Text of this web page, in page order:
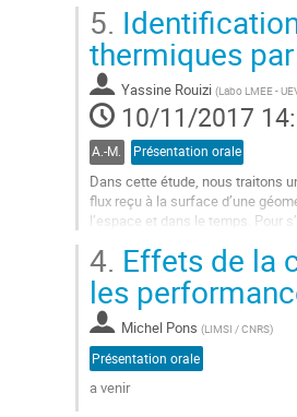
Aller
à
la
page
de
la
contribution
5.
thermiques
Yassine Rouizi (Labo LMEE -
10/11/2017
A.-M. Présentation orale
Dans cette étude, nous traitons
flux reçu à la surface d’une
l’espace et dans le temps. Pour
Aller
la
page
de
la
contribution
4. Effets de la
les
Michel Pons (LIMSI / CNRS)
Présentation orale
a venir